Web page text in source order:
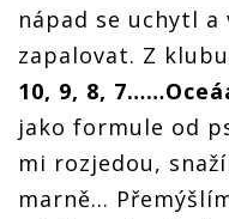
nápad se uchytl
zapalovat. Z
10, 9, 8,
jako formule od
mi rozjedou,
marně…